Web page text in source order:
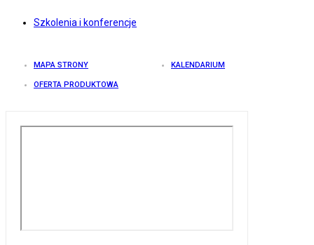
Szkolenia i konferencje
MAPA STRONY KALENDARIUM
OFERTA PRODUKTOWA